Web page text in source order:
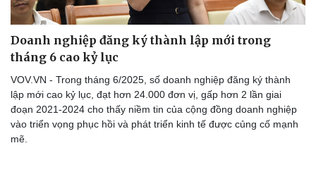
Doanh nghiệp đăng ký thành lập mới trong
tháng 6 cao kỷ lục
VOV.VN - Trong tháng 6/2025, số doanh nghiệp đăng ký thành
lập mới cao kỷ lục, đạt hơn 24.000 đơn vị, gấp hơn 2 lần giai
đoạn 2021-2024 cho thấy niềm tin của cộng đồng doanh nghiệp
vào triển vọng phục hồi và phát triển kinh tế được củng cố mạnh
mẽ.